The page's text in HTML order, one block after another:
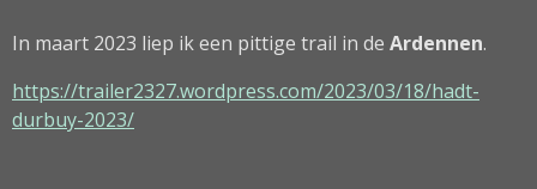
In maart 2023 liep ik een pittige trail in de Ardennen.
https://trailer2327.wordpress.com/2023/03/18/hadt-
durbuy-2023/